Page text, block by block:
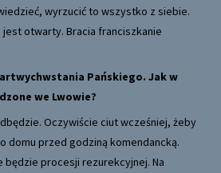
wyrzucić to wszystko z siebie.
jest otwarty. Bracia franciszkanie
Pańskiego. Jak w
we Lwowie?
Oczywiście ciut wcześniej, żeby
domu przed godziną komendancką.
będzie procesji rezurekcyjnej. Na